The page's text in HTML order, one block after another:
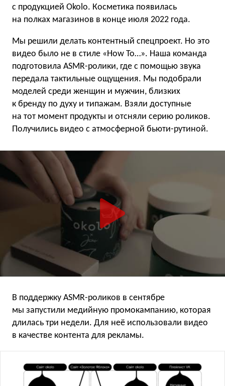
с продукцией Okolo. Косметика появилась
на полках магазинов в конце июля 2022 года.
Мы решили делать контентный спецпроект. Но это
видео было не в стиле «How To…». Наша команда
подготовила ASMR-ролики, где с помощью звука
передала тактильные ощущения. Мы подобрали
моделей среди женщин и мужчин, близких
к бренду по духу и типажам. Взяли доступные
на тот момент продукты и отсняли серию роликов.
Получились видео с атмосферной бьюти-рутиной.
В поддержку ASMR-роликов в сентябре
мы запустили медийную промокампанию, которая
длилась три недели. Для неё использовали видео
в качестве контента для рекламы.